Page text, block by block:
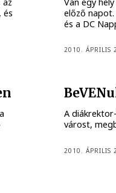
és
előző napot.
és a DC
2010. ÁPRILIS
A
várost,
2010. ÁPRILIS